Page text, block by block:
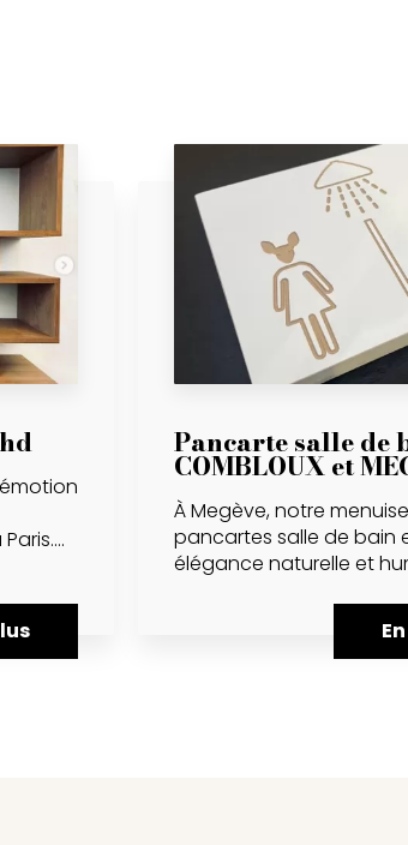
Pancarte salle de
COMBLOUX et
À Megève, notre
pancartes salle de bain
élégance naturelle et